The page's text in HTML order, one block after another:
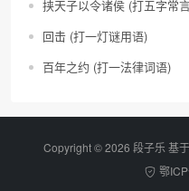
挟天子以令诸侯 (打五字常
回击 (打一灯谜用语)
百年之约 (打一法律词语)
Copyright © 2026 段子乐 基
鄂